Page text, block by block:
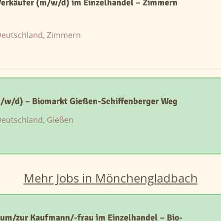
(m/w/d) im Einzelhandel – Zimmern
Zimmern
w/d) – Biomarkt Gießen-Schiffenberger Weg
Gießen
Mehr Jobs in Mönchengladbach
zur Kaufmann/-frau im Einzelhandel – Bio-